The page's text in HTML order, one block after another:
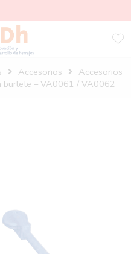
Accesorios
Accesorios
burlete – VA0061 / VA0062